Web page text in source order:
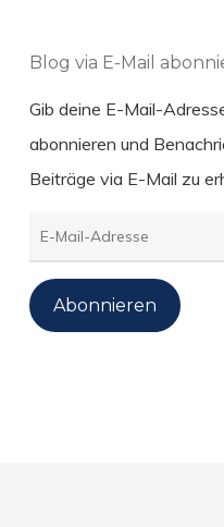
Blog via E-Mail
Gib deine E-Mail-
abonnieren und
Beiträge via E-Mail zu
E-
Mail-
Adresse
Abonnieren